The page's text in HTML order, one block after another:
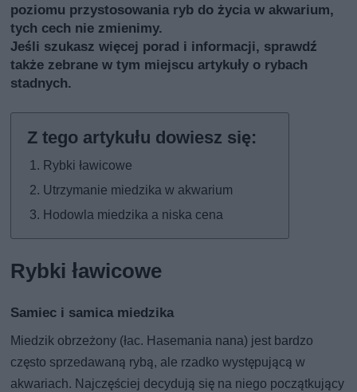
poziomu przystosowania ryb do życia w akwarium,
tych cech nie zmienimy.
Jeśli szukasz więcej porad i informacji, sprawdź
także zebrane w tym miejscu artykuły o rybach
stadnych.
Rybki ławicowe
Utrzymanie miedzika w akwarium
Hodowla miedzika a niska cena
Rybki ławicowe
Samiec i samica miedzika
Miedzik obrzeżony (łac. Hasemania nana) jest bardzo
często sprzedawaną rybą, ale rzadko występującą w
akwariach. Najczęściej decydują się na niego początkujący